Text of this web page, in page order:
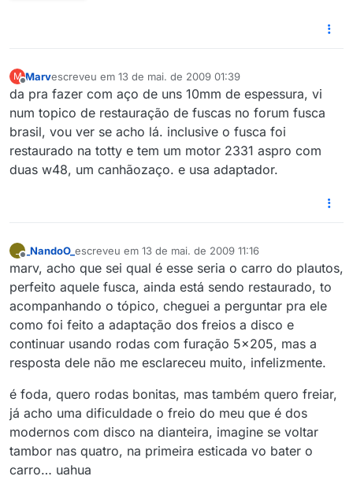
M
Offline
Marvescreveu em 13 de mai. de 2009 01:39
última edição por
da pra fazer com aço de uns 10mm de espessura, vi
num topico de restauração de fuscas no forum fusca
brasil, vou ver se acho lá. inclusive o fusca foi
restaurado na totty e tem um motor 2331 aspro com
duas w48, um canhãozaço. e usa adaptador.
_ _NandoO_ escreveu em 13 de mai. de 2009 11:16
última edição por
marv, acho que sei qual é esse seria o carro do plautos,
perfeito aquele fusca, ainda está sendo restaurado, to
acompanhando o tópico, cheguei a perguntar pra ele
como foi feito a adaptação dos freios a disco e
continuar usando rodas com furação 5x205, mas a
resposta dele não me esclareceu muito, infelizmente.
é foda, quero rodas bonitas, mas também quero freiar,
já acho uma dificuldade o freio do meu que é dos
modernos com disco na dianteira, imagine se voltar
tambor nas quatro, na primeira esticada vo bater o
carro… uahua